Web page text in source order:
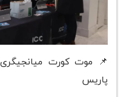
📌 موت کورت میانجیگری
پاریس